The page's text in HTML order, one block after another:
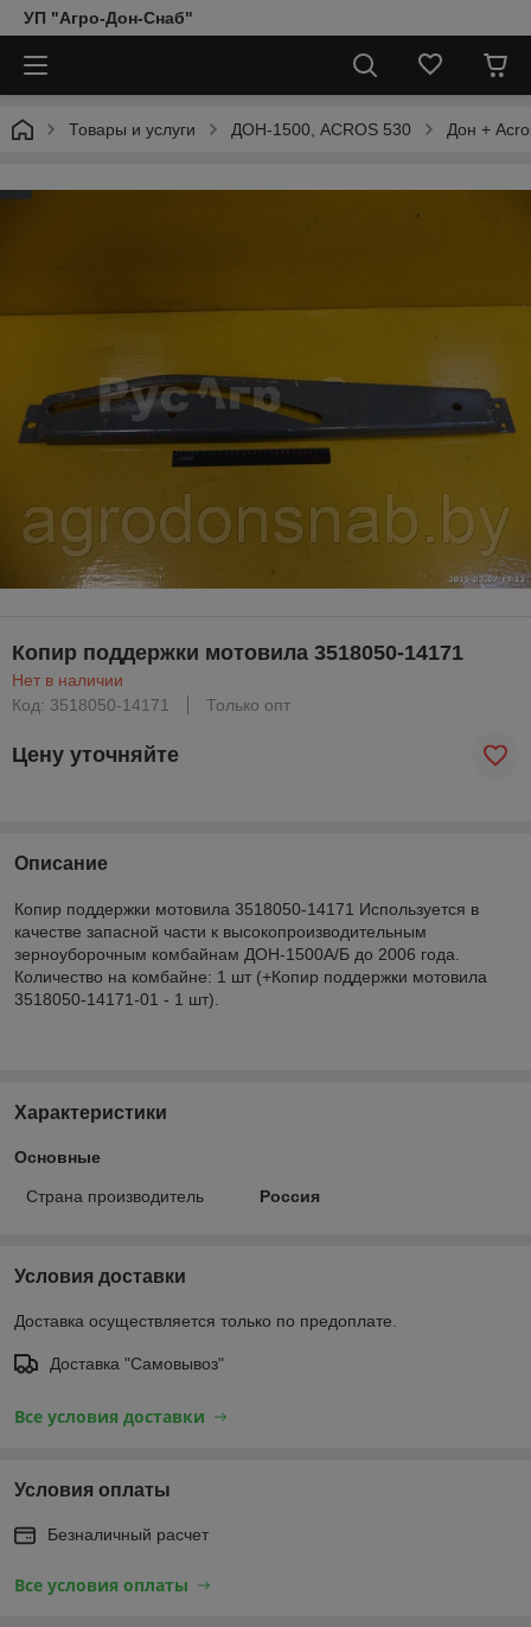
УП "Агро-Дон-Снаб"
Товары и услуги ДОН-1500, АCROS 530 Дон +
Копир поддержки мотовила 3518050-14171
Нет в наличии
Код: 3518050-14171
Только опт
Цену уточняйте
Описание
Копир поддержки мотовила 3518050-14171 Используется в
качестве запасной части к высокопроизводительным
зерноуборочным комбайнам ДОН-1500А/Б до 2006 года.
Количество на комбайне: 1 шт (+Копир поддержки мотовила
3518050-14171-01 - 1 шт).
Характеристики
Основные
Страна производитель Россия
Условия доставки
Доставка осуществляется только по предоплате.
Доставка "Самовывоз"
Все условия доставки
Условия оплаты
Безналичный расчет
Все условия оплаты